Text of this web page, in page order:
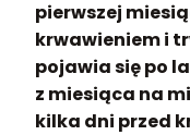
pierwszej
krwawieniem i
pojawia się po
z miesiąca na
kilka dni przed